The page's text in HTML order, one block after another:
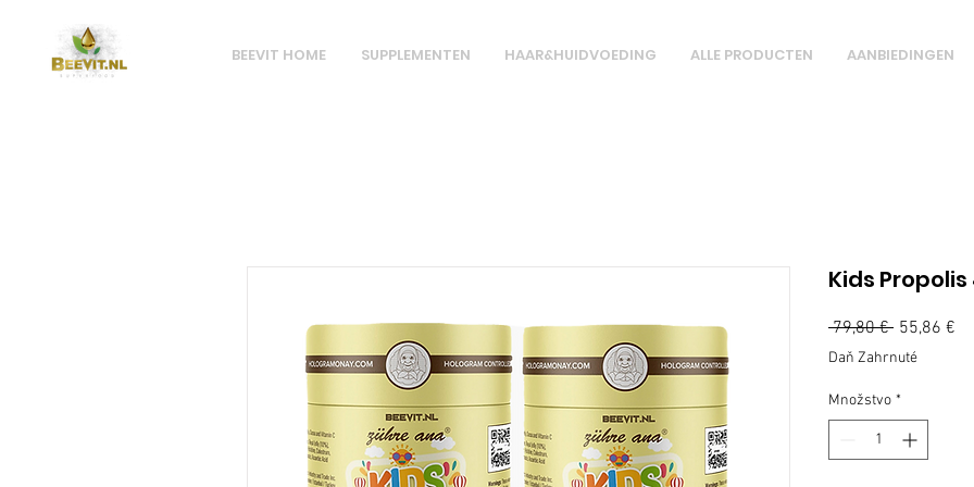
BEEVIT HOME SUPPLEMENTEN HAAR&HUIDVOEDING ALLE PRODUCTEN AANBIEDINGEN
Kids Propolis
79,80 € Normálna
cena
55,86 €
Daň Zahrnuté
Množstvo *